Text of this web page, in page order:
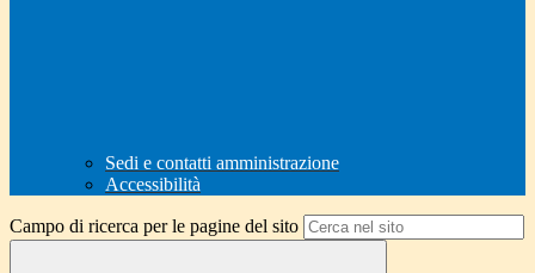
Sedi e contatti amministrazione
Accessibilità
Campo di ricerca per le pagine del sito